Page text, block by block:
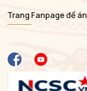
Trang Fanpage đề án